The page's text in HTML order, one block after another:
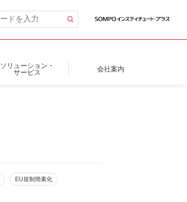
ソリューション・
サービス
会社案内
EU規制簡素化